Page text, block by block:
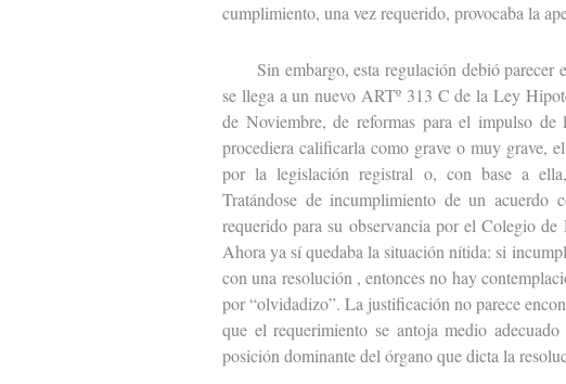
cumplimiento, una vez requerido, provocaba la
Sin embargo, esta regulación debió parecer
se llega a un nuevo ARTº 313 C de la Ley
de Noviembre, de reformas para el impulso
procediera calificarla como grave o muy grave,
por la legislación registral o, con base a
Tratándose de incumplimiento de un acuerdo
requerido para su observancia por el Colegio
Ahora ya sí quedaba la situación nítida: si
con una resolución , entonces no hay
por “olvidadizo”. La justificación no parece
que el requerimiento se antoja medio
posición dominante del órgano que dicta la